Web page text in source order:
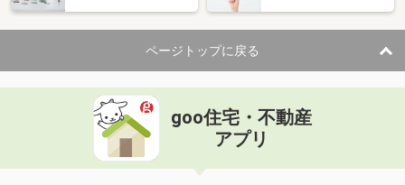
ページトップに戻る
goo住宅・不動産
アプリ